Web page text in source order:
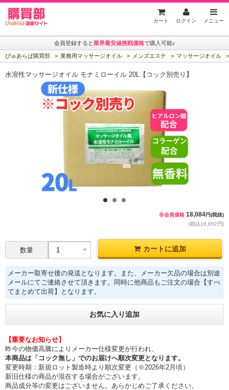
カート ログイン メニュー
会員登録すると業界最安値挑戦価格で購入可能♪
ぴゅあらば購買部 業務用マッサージオイル メンズエステ マッサージオイル
水溶性マッサージオイル モナミローイル 20L【コック別売り】
非会員価格 18,084円(税抜)
(税込19,892円)
数量 カートに追加
メーカー取寄せ後の発送となります。また、メーカー欠品の場合は別途
メールにてご連絡させて頂きます。同時に他商品もご注文の場合【すべ
てまとめて出荷】となります。
お気に入り追加
【重要なお知らせ】
昨今の物価高騰によりメーカー仕様変更が行われ、
本商品は「コック無し」でのお届けへ順次変更となります。
変更時期：新規ロット製造時より順次変更（※2026年2月頃）
新旧仕様の商品が混在する場合がございます。
商品成分等の変更はございません。あらかじめご了承ください。